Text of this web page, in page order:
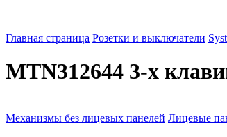
Главная страница Розетки и выключатели
MTN312644 3-х
Механизмы без лицевых панелей Лицевые